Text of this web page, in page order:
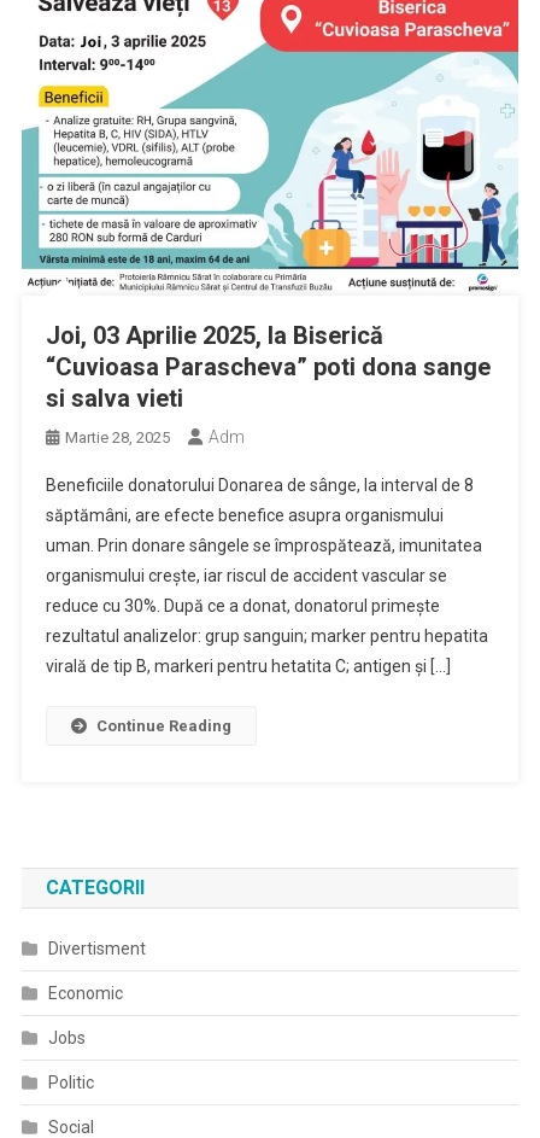
Joi, 03 Aprilie 2025, la Biserică
“Cuvioasa Parascheva” poti dona sange
si salva vieti
Martie 28, 2025 Adm
Beneficiile donatorului Donarea de sânge, la interval de 8
săptămâni, are efecte benefice asupra organismului
uman. Prin donare sângele se împrospătează, imunitatea
organismului creşte, iar riscul de accident vascular se
reduce cu 30%. După ce a donat, donatorul primește
rezultatul analizelor: grup sanguin; marker pentru hepatita
virală de tip B, markeri pentru hetatita C; antigen și […]
Continue Reading
CATEGORII
Divertisment
Economic
Jobs
Politic
Social